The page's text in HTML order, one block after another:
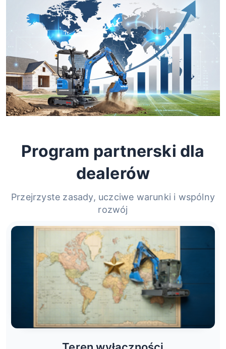
Program partnerski dla
dealerów
Przejrzyste zasady, uczciwe warunki i wspólny
rozwój